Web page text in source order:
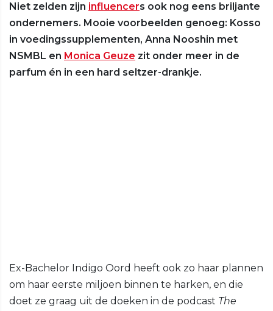
Niet zelden zijn influencers ook nog eens briljante
ondernemers. Mooie voorbeelden genoeg: Kosso
in voedingssupplementen, Anna Nooshin met
NSMBL en Monica Geuze zit onder meer in de
parfum én in een hard seltzer-drankje.
Ex-Bachelor Indigo Oord heeft ook zo haar plannen
om haar eerste miljoen binnen te harken, en die
doet ze graag uit de doeken in de podcast The